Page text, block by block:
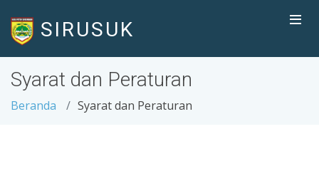
SIRUSUK
Syarat dan Peraturan
Beranda Syarat dan Peraturan